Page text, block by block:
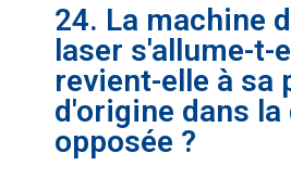
24. La machine
laser s'allume-t-
revient-elle à sa
d'origine dans
opposée ?